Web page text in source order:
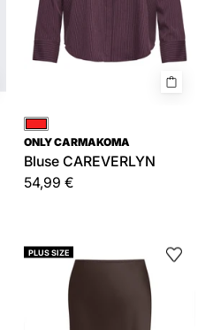
Rot
ONLY CARMAKOMA
Bluse CAREVERLYN
54,99 €
Satinrock
CARCHIGO
PLUS SIZE